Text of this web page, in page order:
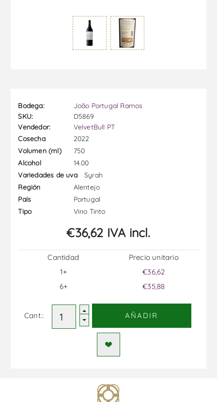
Bodega:
João Portugal Ramos
SKU:
D5869
Vendedor:
VelvetBull PT
Cosecha
2022
Volumen (ml)
750
Alcohol
14.00
Variedades de uva
Syrah
Región
Alentejo
País
Portugal
Tipo
Vino Tinto
€36,62 IVA incl.
Cantidad
1+
6+
Precio unitario
€36,62
€35,88
Cant.: AÑADIR